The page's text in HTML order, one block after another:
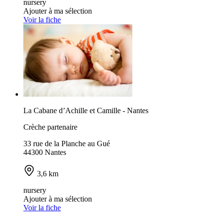
nursery
Ajouter à ma sélection
Voir la fiche
La Cabane d’Achille et Camille - Nantes
Crèche partenaire
33 rue de la Planche au Gué
44300 Nantes
3,6 km
nursery
Ajouter à ma sélection
Voir la fiche